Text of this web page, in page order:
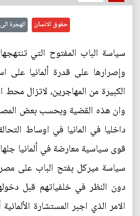
حقوق الانسان الهجرة
سياسة الباب المفتوح التي
وإصرارها على قدرة ألمانيا على
الكبيرة من المهاجرين، لاتزال
وان هذه القضية وبحسب بعض
داخليا في المانيا في اوساط
قوى سياسية معارضة في ألمانيا
سياسة ميركل بفتح الباب على
دون النظر في خلفياتهم قبل
الامر الذي اجبر المستشارة